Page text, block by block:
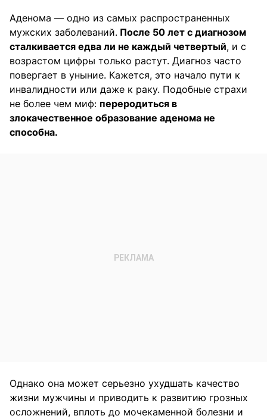
Аденома — одно из самых распространенных
мужских заболеваний. После 50 лет с диагнозом
сталкивается едва ли не каждый четвертый, и с
возрастом цифры только растут. Диагноз часто
повергает в уныние. Кажется, это начало пути к
инвалидности или даже к раку. Подобные страхи
не более чем миф: переродиться в
злокачественное образование аденома не
способна.
Однако она может серьезно ухудшать качество
жизни мужчины и приводить к развитию грозных
осложнений, вплоть до мочекаменной болезни и